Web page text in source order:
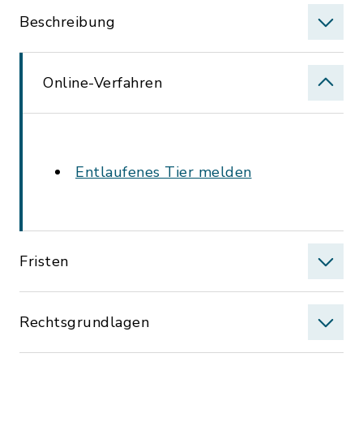
Beschreibung
Online-Verfahren
Entlaufenes Tier melden
Fristen
Rechtsgrundlagen